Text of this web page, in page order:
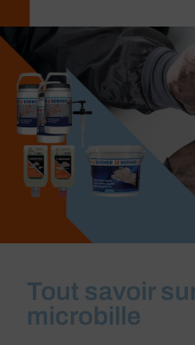
Tout savoir
microbille